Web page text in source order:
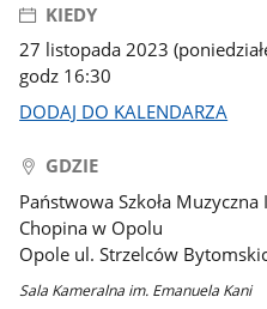
KIEDY
27 listopada 2023
godz 16:30
DODAJ DO KALENDARZA
GDZIE
Państwowa Szkoła
Chopina w Opolu
Opole ul. Strzelców
Sala Kameralna im. Emanuela Kani